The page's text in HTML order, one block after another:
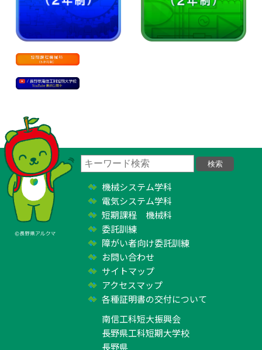
機械システム学科
電気システム学科
短期課程 機械科
委託訓練
障がい者向け委託訓練
お問い合わせ
サイトマップ
アクセスマップ
各種証明書の交付について
南信工科短大振興会
長野県工科短期大学校
長野県